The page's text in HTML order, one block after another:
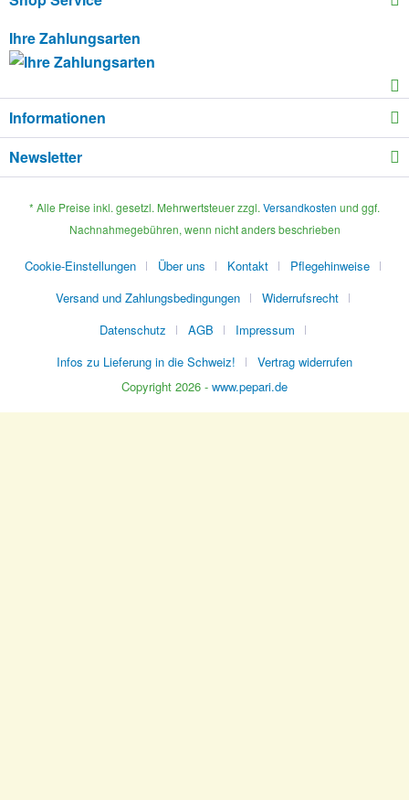
Ihre Zahlungsarten
Informationen
Newsletter
* Alle Preise inkl. gesetzl. Mehrwertsteuer zzgl. Versandkosten und ggf.
Nachnahmegebühren, wenn nicht anders beschrieben
Cookie-Einstellungen Über uns Kontakt
Pflegehinweise
Versand und Zahlungsbedingungen
Widerrufsrecht
Datenschutz
AGB
Impressum
Infos zu Lieferung in die Schweiz!
Vertrag widerrufen
Copyright 2026 - www.pepari.de